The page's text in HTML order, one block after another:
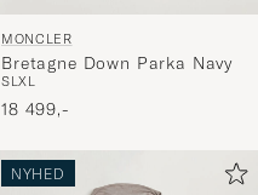
til
MONCLER
Bretagne Down Parka Navy
SLXL
18 499,-
NYHED